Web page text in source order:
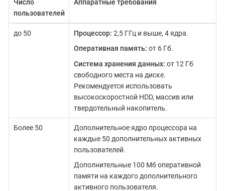
Число
пользователей
Аппаратные требования
до 50 Процессор: 2,5 ГГц и выше, 4 ядра.
Оперативная память: от 6 Гб.
Система хранения данных: от 12 Гб
свободного места на диске.
Рекомендуется использовать
высокоскоростной HDD, массив или
твердотельный накопитель.
Более 50
Дополнительное ядро процессора на
каждые 50 дополнительных активных
пользователей.
Дополнительные 100 Мб оперативной
памяти на каждого дополнительного
активного пользователя.